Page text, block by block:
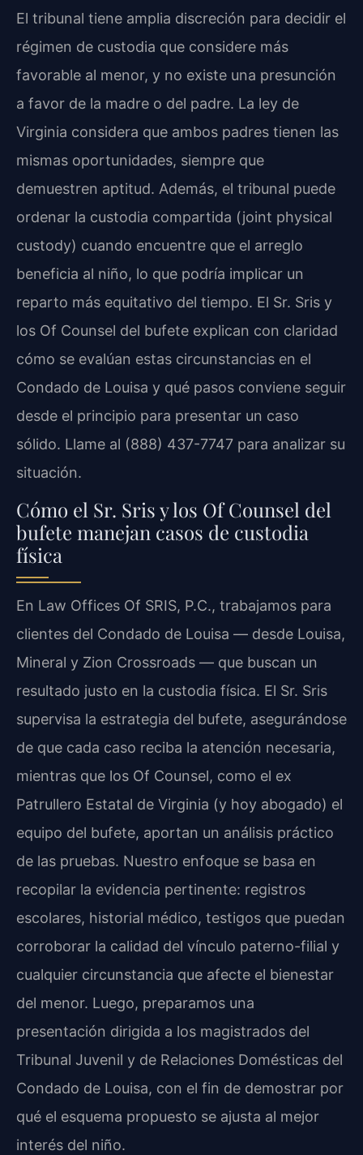
El tribunal tiene amplia discreción para decidir el
régimen de custodia que considere más
favorable al menor, y no existe una presunción
a favor de la madre o del padre. La ley de
Virginia considera que ambos padres tienen las
mismas oportunidades, siempre que
demuestren aptitud. Además, el tribunal puede
ordenar la custodia compartida (joint physical
custody) cuando encuentre que el arreglo
beneficia al niño, lo que podría implicar un
reparto más equitativo del tiempo. El Sr. Sris y
los Of Counsel del bufete explican con claridad
cómo se evalúan estas circunstancias en el
Condado de Louisa y qué pasos conviene seguir
desde el principio para presentar un caso
sólido. Llame al (888) 437-7747 para analizar su
situación.
Cómo el Sr. Sris y los Of Counsel del
bufete manejan casos de custodia
física
En Law Offices Of SRIS, P.C., trabajamos para
clientes del Condado de Louisa — desde Louisa,
Mineral y Zion Crossroads — que buscan un
resultado justo en la custodia física. El Sr. Sris
supervisa la estrategia del bufete, asegurándose
de que cada caso reciba la atención necesaria,
mientras que los Of Counsel, como el ex
Patrullero Estatal de Virginia (y hoy abogado) el
equipo del bufete, aportan un análisis práctico
de las pruebas. Nuestro enfoque se basa en
recopilar la evidencia pertinente: registros
escolares, historial médico, testigos que puedan
corroborar la calidad del vínculo paterno-filial y
cualquier circunstancia que afecte el bienestar
del menor. Luego, preparamos una
presentación dirigida a los magistrados del
Tribunal Juvenil y de Relaciones Domésticas del
Condado de Louisa, con el fin de demostrar por
qué el esquema propuesto se ajusta al mejor
interés del niño.